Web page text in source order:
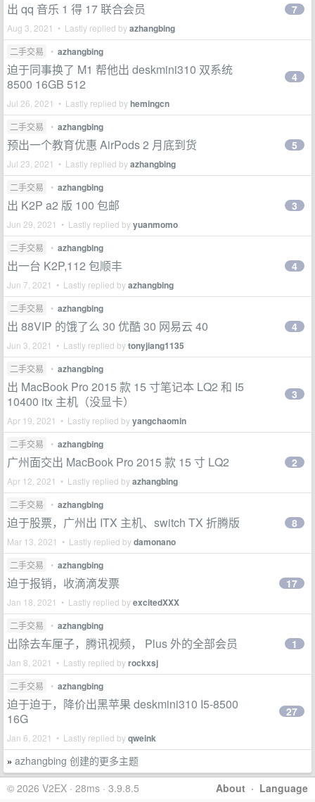
出 qq 音乐 1 得 17 联合会员
Aug 3, 2021 • Lastly replied byazhangbing
7
二手交易 • azhangbing
迫于同事换了 M1 帮他出 deskmini310 双系统
8500 16GB 512
Jul 26, 2021 • Lastly replied byhemingcn
4
二手交易 • azhangbing
预出一个教育优惠 AirPods 2 月底到货
Jul 23, 2021 • Lastly replied byazhangbing
5
二手交易 • azhangbing
出 K2P a2 版 100 包邮
Jun 29, 2021 • Lastly replied byyuanmomo
3
二手交易 • azhangbing
出一台 K2P,112 包顺丰
Jun 7, 2021 • Lastly replied byazhangbing
4
二手交易 • azhangbing
出 88VIP 的饿了么 30 优酷 30 网易云 40
Jun 3, 2021 • Lastly replied bytonyjiang1135
4
二手交易 • azhangbing
出 MacBook Pro 2015 款 15 寸笔记本 LQ2 和 I5
10400 itx 主机（没显卡）
Apr 19, 2021 • Lastly replied byyangchaomin
3
二手交易 • azhangbing
广州面交出 MacBook Pro 2015 款 15 寸 LQ2
Apr 12, 2021 • Lastly replied byazhangbing
2
二手交易 • azhangbing
迫于股票，广州出 ITX 主机、switch TX 折腾版
Mar 13, 2021 • Lastly replied bydamonano
8
二手交易 • azhangbing
迫于报销，收滴滴发票
Jan 18, 2021 • Lastly replied byexcitedXXX
17
二手交易 • azhangbing
出除去车厘子，腾讯视频， Plus 外的全部会员
Jan 8, 2021 • Lastly replied byrockxsj
1
二手交易 • azhangbing
迫于迫于，降价出黑苹果 deskmini310 I5-8500
16G
Jan 6, 2021 • Lastly replied byqweink
27
» azhangbing 创建的更多主题
About · Language
© 2026 V2EX · 28ms · 3.9.8.5